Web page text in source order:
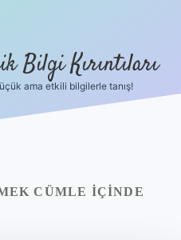
Bilgi Kırıntıları
ama etkili bilgilerle tanış!
CÜMLE IÇINDE